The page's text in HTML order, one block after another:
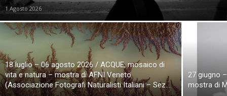
1 Agosto 2026
18 luglio – 06 agosto 2026 / ACQUE, mosaico di
vita e natura – mostra di AFNI Veneto
(Associazione Fotografi Naturalisti Italiani – Sez....
27 giugno
mostra di